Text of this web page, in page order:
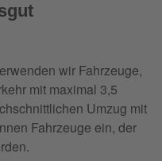
wir Fahrzeuge,
mit maximal 3,5
Umzug mit
Fahrzeuge ein, der